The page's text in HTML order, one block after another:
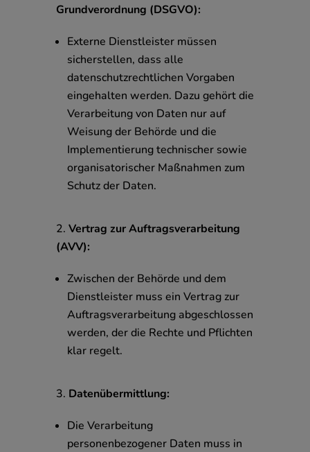
Grundverordnung (DSGVO):
Externe Dienstleister müssen
sicherstellen, dass alle
datenschutzrechtlichen Vorgaben
eingehalten werden. Dazu gehört die
Verarbeitung von Daten nur auf
Weisung der Behörde und die
Implementierung technischer sowie
organisatorischer Maßnahmen zum
Schutz der Daten.
Vertrag zur Auftragsverarbeitung
(AVV):
Zwischen der Behörde und dem
Dienstleister muss ein Vertrag zur
Auftragsverarbeitung abgeschlossen
werden, der die Rechte und Pflichten
klar regelt.
Datenübermittlung:
Die Verarbeitung
personenbezogener Daten muss in